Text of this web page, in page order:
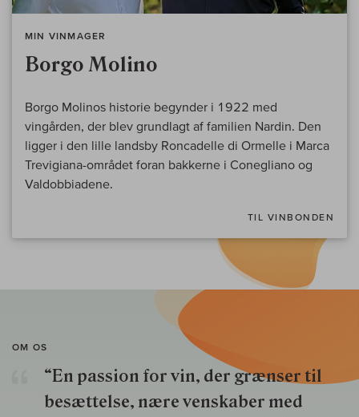
MIN VINMAGER
Borgo Molino
Borgo Molinos historie begynder i 1922 med
vingården, der blev grundlagt af familien Nardin. Den
ligger i den lille landsby Roncadelle di Ormelle i Marca
Trevigiana-området foran bakkerne i Conegliano og
Valdobbiadene.
TIL VINBONDEN
OM OS
“En passion for vin, der grænser til
besættelse, nære venskaber med